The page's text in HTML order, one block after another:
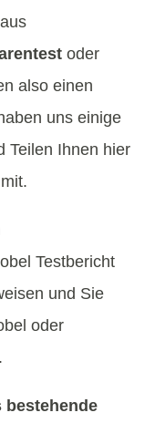
oder
also einen
uns einige
Teilen Ihnen hier
Testbericht
und Sie
oder
bestehende